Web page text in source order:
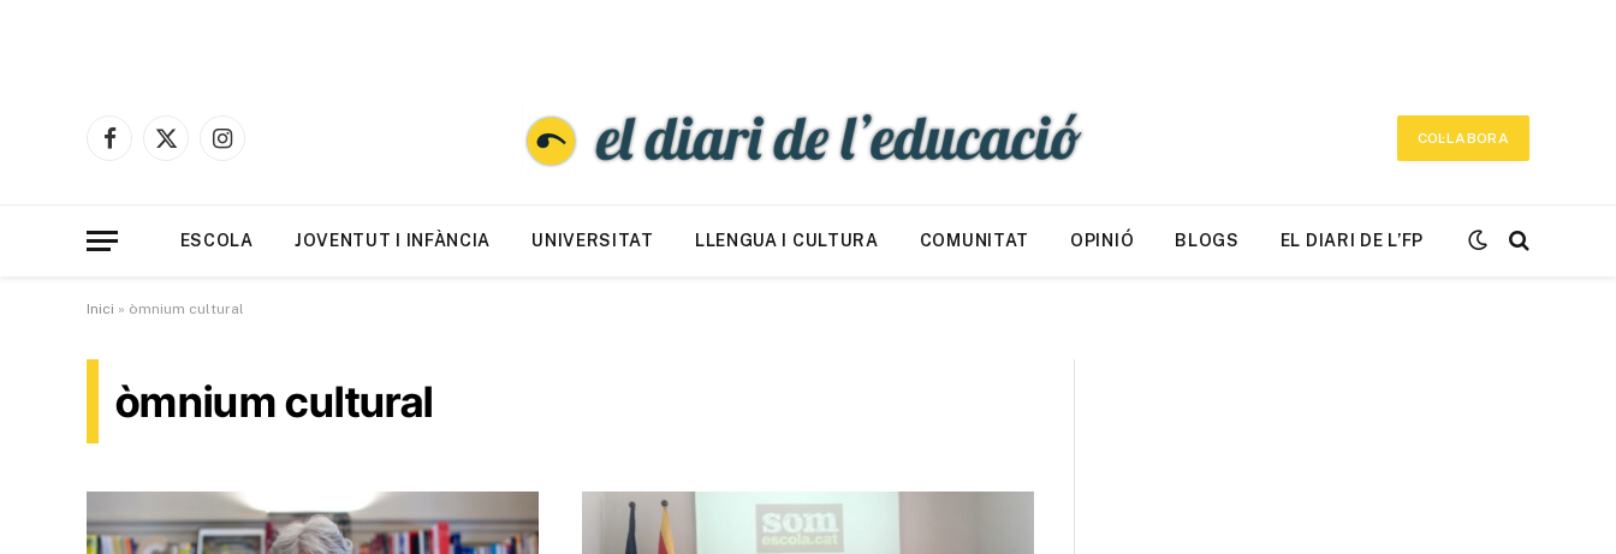
Facebook
X
Instagram
COL·LABORA
ESCOLA JOVENTUT I INFÀNCIA UNIVERSITAT LLENGUA I CULTURA COMUNITAT OPINIÓ BLOGS EL DIARI DE L’FP
Inici » òmnium cultural
òmnium cultural